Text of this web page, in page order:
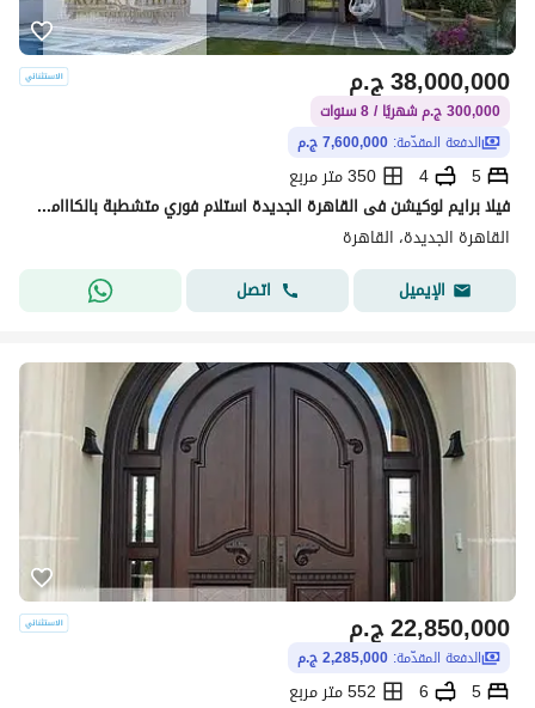
ج.م38,000,000
300,000 ج.م شهريًا / 8 سنوات
الدفعة المقدّمة: 7,600,000 ج.م
5
4
350 متر مربع
فيلا برايم لوكيشن فى القاهرة الجديدة استلام فوري متشطبة بالكااامل جاهزة للسكن بكاش (7 مليون و 600 الف )
القاهرة الجديدة، القاهرة
الإيميل
اتصل
ج.م22,850,000
الدفعة المقدّمة: 2,285,000 ج.م
5
6
552 متر مربع